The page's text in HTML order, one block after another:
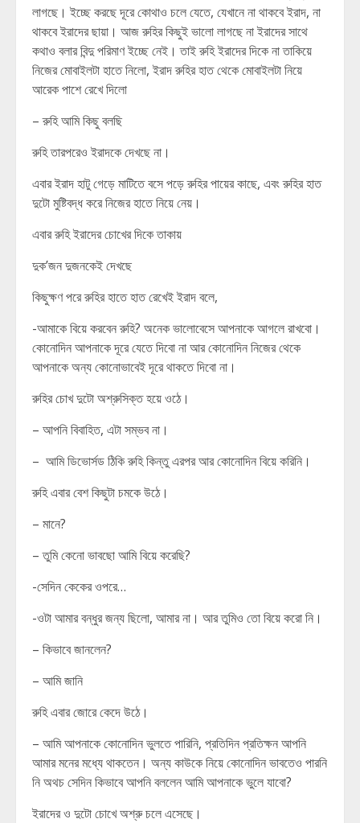
লাগছে। ইচ্ছে করছে দূরে কোথাও চলে যেতে, যেখানে না থাকবে ইরাদ, না
থাকবে ইরাদের ছায়া। আজ রুহির কিছুই ভালো লাগছে না ইরাদের সাথে
কথাও বলার বিন্দু পরিমাণ ইচ্ছে নেই। তাই রুহি ইরাদের দিকে না তাকিয়ে
নিজের মোবাইলটা হাতে নিলো, ইরাদ রুহির হাত থেকে মোবাইলটা নিয়ে
আরেক পাশে রেখে দিলো
– রুহি আমি কিছু বলছি
রুহি তারপরেও ইরাদকে দেখছে না।
এবার ইরাদ হাটু গেড়ে মাটিতে বসে পড়ে রুহির পায়ের কাছে, এবং রুহির হাত
দুটো মুষ্টিবদ্ধ করে নিজের হাতে নিয়ে নেয়।
এবার রুহি ইরাদের চোখের দিকে তাকায়
দুক’জন দুজনকেই দেখছে
কিছুক্ষণ পরে রুহির হাতে হাত রেখেই ইরাদ বলে,
-আমাকে বিয়ে করবেন রুহি? অনেক ভালোবেসে আপনাকে আগলে রাখবো।
কোনোদিন আপনাকে দূরে যেতে দিবো না আর কোনোদিন নিজের থেকে
আপনাকে অন্য কোনোভাবেই দূরে থাকতে দিবো না।
রুহির চোখ দুটো অশ্রুসিক্ত হয়ে ওঠে।
– আপনি বিবাহিত, এটা সম্ভব না।
– আমি ডিভোর্সড ঠিকি রুহি কিন্তু এরপর আর কোনোদিন বিয়ে করিনি।
রুহি এবার বেশ কিছুটা চমকে উঠে।
– মানে?
– তুমি কেনো ভাবছো আমি বিয়ে করেছি?
-সেদিন কেকের ওপরে…
-ওটা আমার বন্ধুর জন্য ছিলো, আমার না। আর তুমিও তো বিয়ে করো নি।
– কিভাবে জানলেন?
– আমি জানি
রুহি এবার জোরে কেদে উঠে।
– আমি আপনাকে কোনোদিন ভুলতে পারিনি, প্রতিদিন প্রতিক্ষন আপনি
আমার মনের মধ্যে থাকতেন। অন্য কাউকে নিয়ে কোনোদিন ভাবতেও পারনি
নি অথচ সেদিন কিভাবে আপনি বললেন আমি আপনাকে ভুলে যাবো?
ইরাদের ও দুটো চোখে অশ্রু চলে এসেছে।